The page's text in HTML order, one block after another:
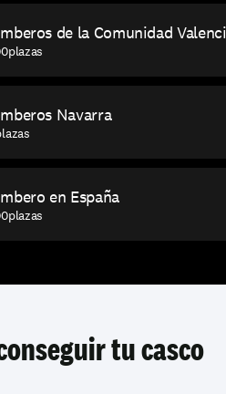
de la Comunidad
plazas
Navarra
en España
plazas
tu casco